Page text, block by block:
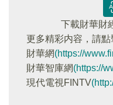
下載財華財
更多精彩内容，請點
財華網(https://
財華智庫網(https://
現代電視FINTV